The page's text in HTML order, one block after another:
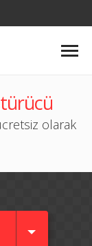
olarak